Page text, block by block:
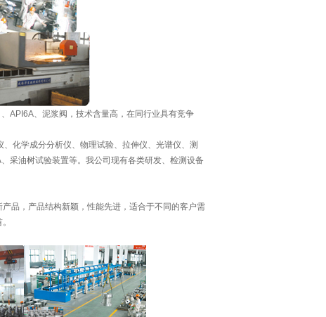
API6A、泥浆阀，技术含量高，在同行业具有竞争
化学成分分析仪、物理试验、拉伸仪、光谱仪、测
采油树试验装置等。我公司现有各类研发、检测设备
品，产品结构新颖，性能先进，适合于不同的客户需